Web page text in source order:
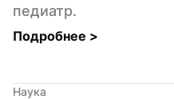
педиатр.
Подробнее >
Наука